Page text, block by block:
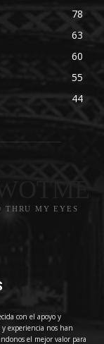
78
63
60
55
44
THRU MY EYES
con el apoyo y
y experiencia nos han
el mejor valor para